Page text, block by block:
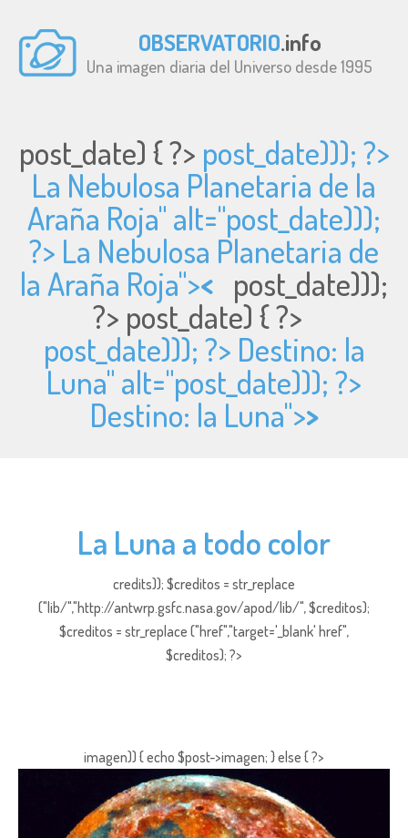
OBSERVATORIO.info
Una imagen diaria del Universo desde 1995
post_date) { ?> post_date))); ?>
La Nebulosa Planetaria de la
Araña Roja" alt="post_date)));
?> La Nebulosa Planetaria de
la Araña Roja">< post_date)));
?> post_date) { ?>
post_date))); ?> Destino: la
Luna" alt="post_date))); ?>
Destino: la Luna">>
La Luna a todo color
credits)); $creditos = str_replace
("lib/","http://antwrp.gsfc.nasa.gov/apod/lib/", $creditos);
$creditos = str_replace ("href","target='_blank' href",
$creditos); ?>
imagen)) { echo $post->imagen; } else { ?>